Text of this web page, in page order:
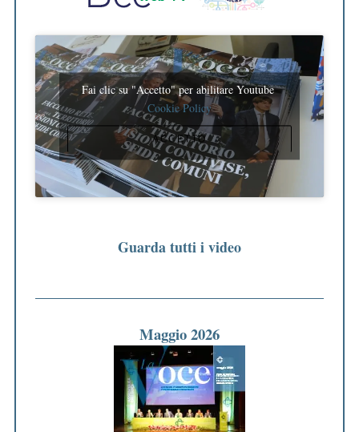
Fai clic su "Accetto" per abilitare Youtube
Cookie Policy
ACCETTO
Guarda tutti i video
Maggio 2026